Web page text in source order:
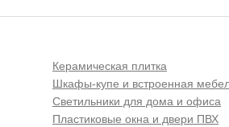
Керамическая плитка
Шкафы-купе и встроенная
Светильники для дома и офиса
Пластиковые окна и двери ПВХ